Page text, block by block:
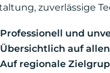
zuverlässige
Professionell und
Übersichtlich auf
Auf regionale